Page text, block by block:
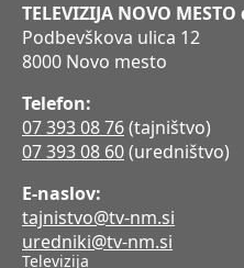
TELEVIZIJA NOVO
Podbevškova ulica 12
8000 Novo mesto
Telefon:
07 393 08 76(tajništvo)
07 393 08 60(uredništvo)
E-naslov:
tajnistvo@tv-nm.si
uredniki@tv-nm.si
Televizija